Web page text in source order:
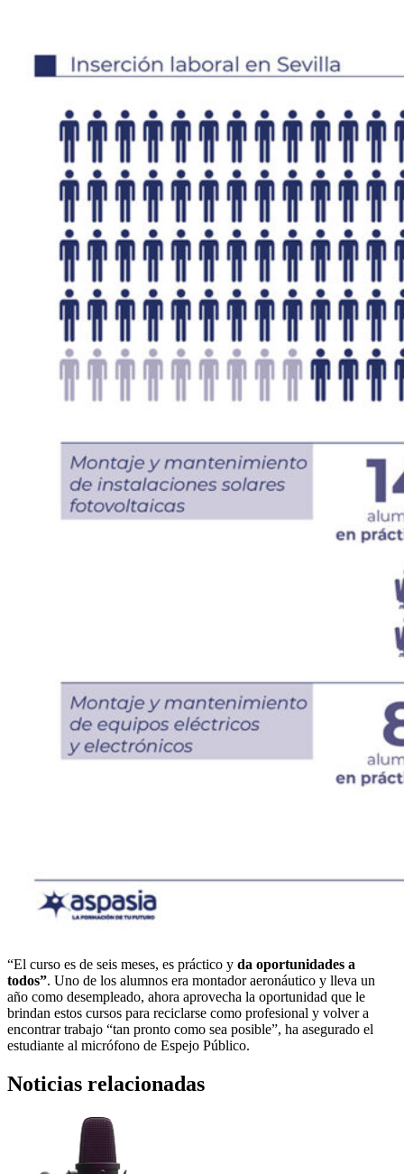
“El curso es de seis meses, es práctico y da oportunidades a
todos”. Uno de los alumnos era montador aeronáutico y lleva un
año como desempleado, ahora aprovecha la oportunidad que le
brindan estos cursos para reciclarse como profesional y volver a
encontrar trabajo “tan pronto como sea posible”, ha asegurado el
estudiante al micrófono de Espejo Público.
Noticias relacionadas